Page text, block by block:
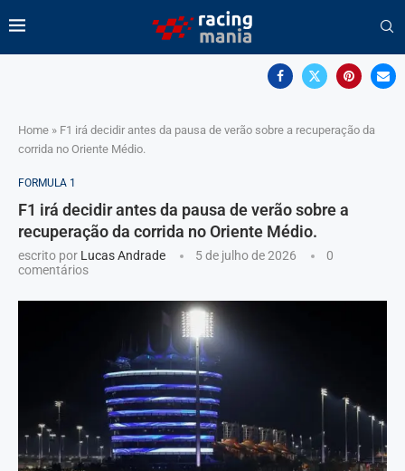
Home » F1 irá decidir antes da pausa de verão sobre a recuperação da
corrida no Oriente Médio.
FORMULA 1
F1 irá decidir antes da pausa de verão sobre a
recuperação da corrida no Oriente Médio.
escrito por Lucas Andrade 5 de julho de 2026
0
comentários